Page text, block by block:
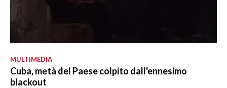
MULTIMEDIA
Cuba, metà del Paese colpito dall'ennesimo
blackout